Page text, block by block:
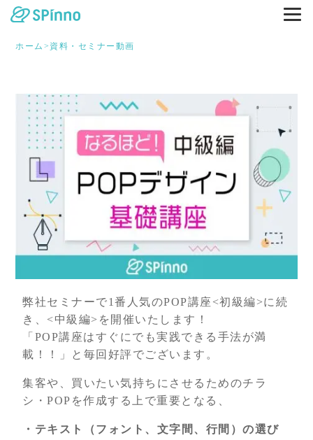
ホーム > 資料・セミナー動画
弊社セミナーで1番人気のPOP講座<初級編>に続
き、<中級編>を開催いたします！
「POP講座はすぐにでも実践できる手法が満
載！！」と毎回好評でございます。
集客や、買いたい気持ちにさせるためのチラ
シ・POPを作成する上で重要となる、
・テキスト（フォント、文字間、行間）の選び